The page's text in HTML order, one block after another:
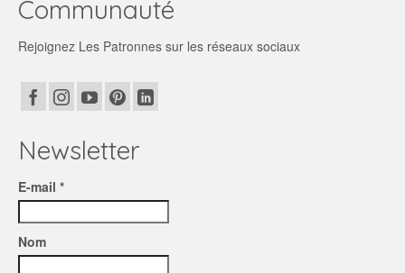
Communauté
Rejoignez Les Patronnes sur les réseaux sociaux
Newsletter
E-mail *
Nom